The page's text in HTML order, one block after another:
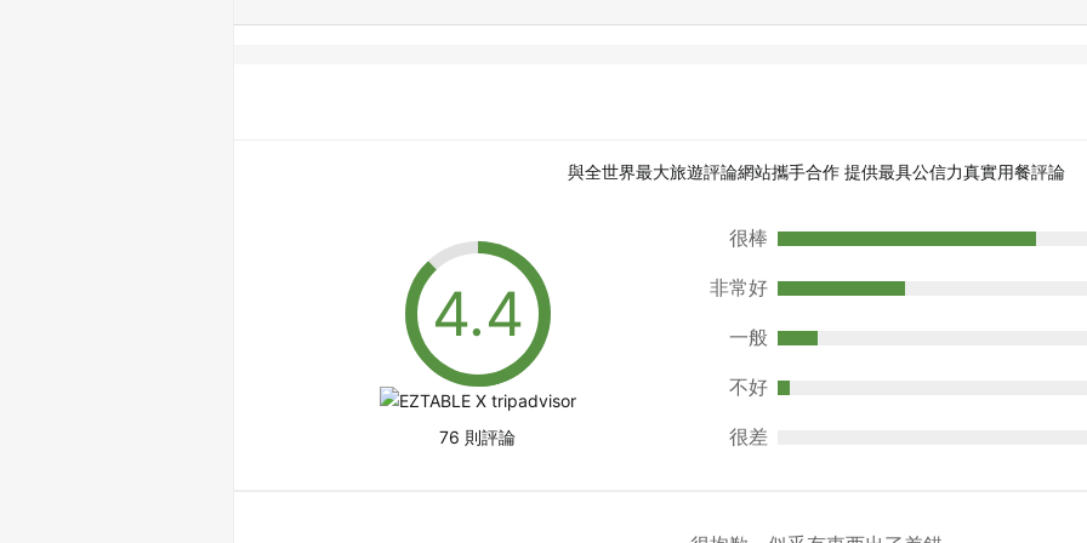
與全世界最大旅遊評論網站攜手合作 提供最具公信力真實用餐評論
76 則評論
很棒
非常好
一般
不好
很差